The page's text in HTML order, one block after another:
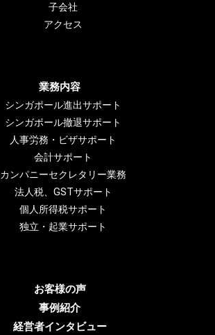
子会社
アクセス
業務内容
シンガポール進出サポート
シンガポール撤退サポート
人事労務・ビザサポート
会計サポート
カンパニーセクレタリー業務
法人税、GSTサポート
個人所得税サポート
独立・起業サポート
お客様の声
事例紹介
経営者インタビュー